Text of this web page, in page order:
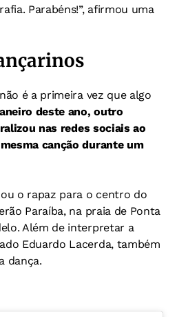
Parabéns!”, afirmou uma
é a primeira vez que algo
deste ano, outro
nas redes sociais ao
canção durante um
o rapaz para o centro do
Paraíba, na praia de Ponta
Além de interpretar a
Eduardo Lacerda, também
dança.